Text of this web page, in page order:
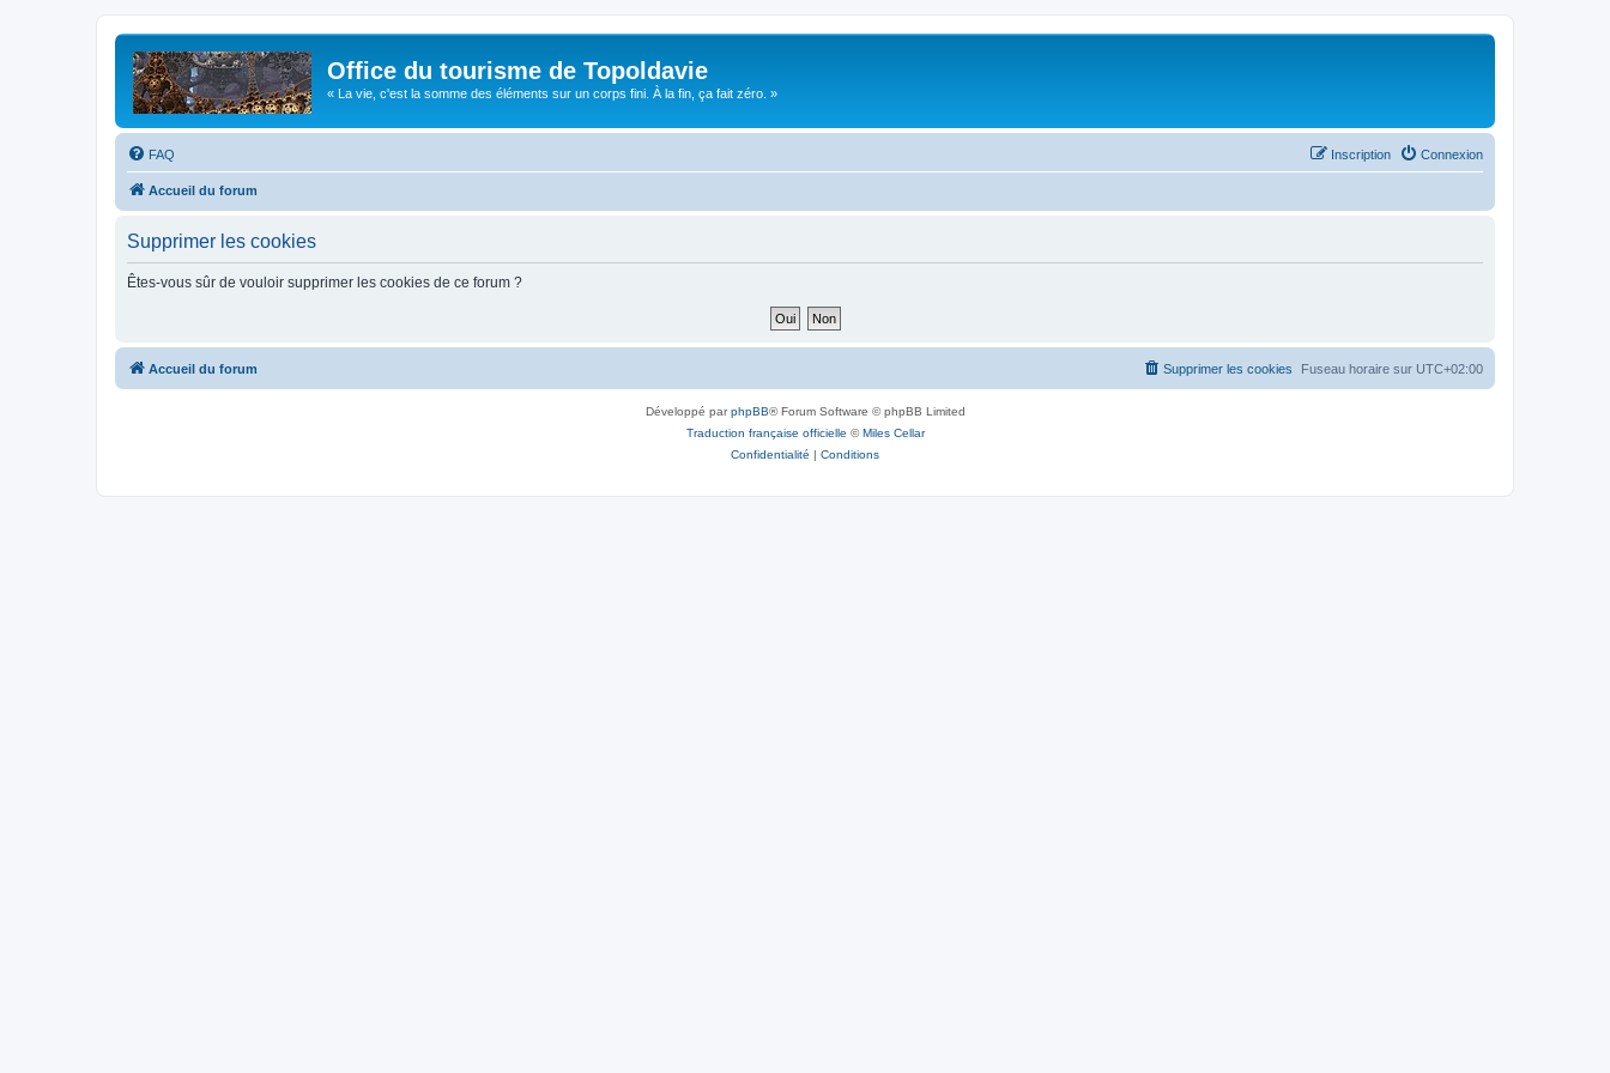
Office du tourisme de Topoldavie
« La vie, c'est la somme des éléments sur un corps fini. À la fin, ça fait zéro. »
FAQ Connexion
Inscription
Accueil du forum
Supprimer les cookies
Êtes-vous sûr de vouloir supprimer les cookies de ce forum ?
Accueil du forum Fuseau horaire sur UTC+02:00
Supprimer les cookies
Développé parphpBB® Forum Software © phpBB Limited
Traduction française officielle ©Miles Cellar
Confidentialité | Conditions